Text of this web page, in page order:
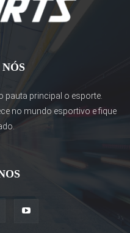
pauta principal o esporte.
no mundo esportivo e fique